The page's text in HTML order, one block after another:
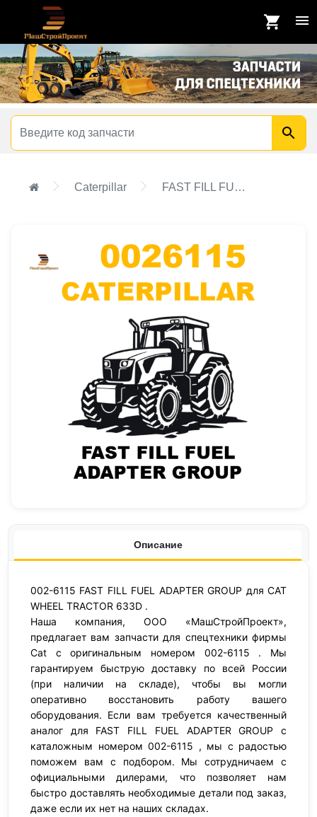
Caterpillar FAST FILL FUEL ADAPTER GROUP
Описание
002-6115 FAST FILL FUEL ADAPTER GROUP для CAT
WHEEL TRACTOR 633D .
Наша компания, ООО «МашСтройПроект»,
предлагает вам запчасти для спецтехники фирмы
Cat с оригинальным номером 002-6115 . Мы
гарантируем быструю доставку по всей России
(при наличии на складе), чтобы вы могли
оперативно восстановить работу вашего
оборудования. Если вам требуется качественный
аналог для FAST FILL FUEL ADAPTER GROUP с
каталожным номером 002-6115 , мы с радостью
поможем вам с подбором. Мы сотрудничаем с
официальными дилерами, что позволяет нам
быстро доставлять необходимые детали под заказ,
даже если их нет на наших складах.